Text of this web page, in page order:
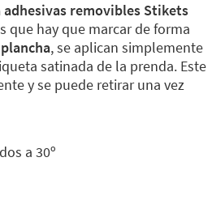
removibles Stikets
que hay que marcar de forma
, se aplican simplemente
satinada de la prenda. Este
y se puede retirar una vez
a 30º